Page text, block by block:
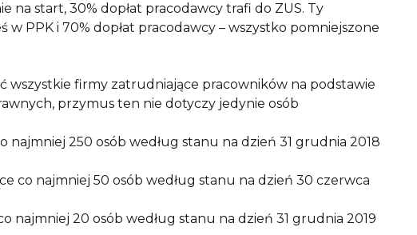
na start, 30% dopłat pracodawcy trafi do ZUS. Ty
w PPK i 70% dopłat pracodawcy – wszystko pomniejszone
wszystkie firmy zatrudniające pracowników na podstawie
przymus ten nie dotyczy jedynie osób
najmniej 250 osób według stanu na dzień 31 grudnia 2018
co najmniej 50 osób według stanu na dzień 30 czerwca
najmniej 20 osób według stanu na dzień 31 grudnia 2019